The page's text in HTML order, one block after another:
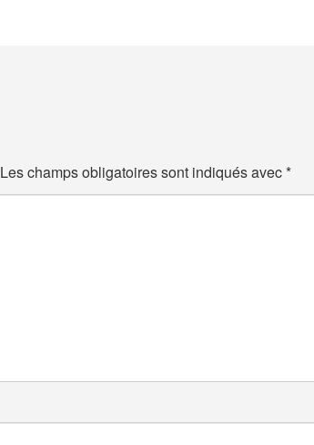
Les champs obligatoires sont indiqués avec*